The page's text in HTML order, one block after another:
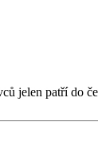
jelen patří do